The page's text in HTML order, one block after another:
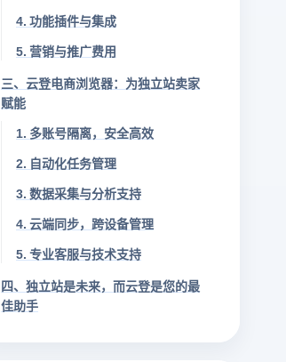
4. 功能插件与集成
5. 营销与推广费用
三、云登电商浏览器：为独立站卖家
赋能
1. 多账号隔离，安全高效
2. 自动化任务管理
3. 数据采集与分析支持
4. 云端同步，跨设备管理
5. 专业客服与技术支持
四、独立站是未来，而云登是您的最
佳助手